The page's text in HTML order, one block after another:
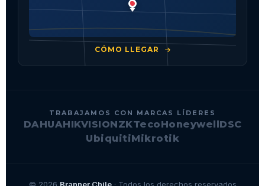
CÓMO LLEGAR
TRABAJAMOS CON MARCAS LÍDERES
DAHUAHIKVISIONZKTecoHoneywell DSC
UbiquitiMikrotik